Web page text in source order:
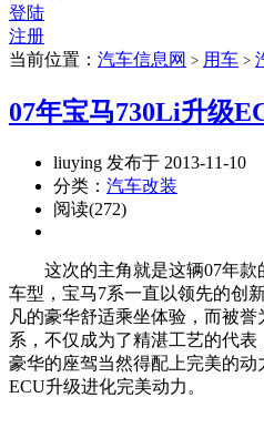
登陆
注册
当前位置： 汽车信息网 > 用车 >
07年宝马730Li升级
liuying 发布于 2013-11-10
分类： 汽车改装
阅读(272)
这次的主角就是这辆07年款
车型，宝马7系一直以领先的创
凡的豪华舒适乘坐体验，而被
系，不仅成为了精湛工艺的代表
豪华的座驾当然得配上完美的
ECU升级进化完美动力。